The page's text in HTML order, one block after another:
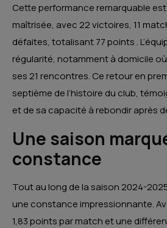
Cette performance remarquable est
maîtrisée, avec 22 victoires, 11
défaites, totalisant 77 points .
régularité, notamment à domicile
ses 21 rencontres. Ce retour en
septième de l’histoire du club,
et de sa capacité à rebondir après
Une saison
constance
Tout au long de la saison 2024-
une constance impressionnante.
1,83 points par match et une